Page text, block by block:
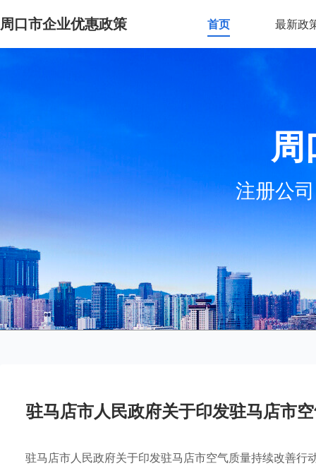
周口市企业优惠政策 首页 最新政
周
注册公
驻马店市人民政府关于印发驻马店市
驻马店市人民政府关于印发驻马店市空气质量持续改善